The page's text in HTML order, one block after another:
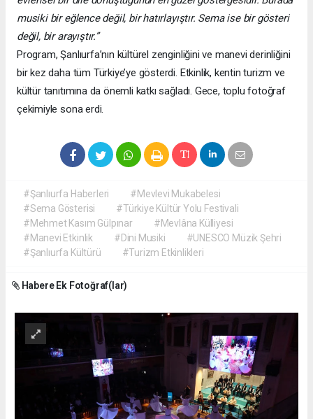
musiki bir eğlence değil, bir hatırlayıştır. Sema ise bir gösteri
değil, bir arayıştır.”
Program, Şanlıurfa’nın kültürel zenginliğini ve manevi derinliğini
bir kez daha tüm Türkiye’ye gösterdi. Etkinlik, kentin turizm ve
kültür tanıtımına da önemli katkı sağladı. Gece, toplu fotoğraf
çekimiyle sona erdi.
#Şanlıurfa Haberleri
#Mevlevi Mukabelesi
#Sema Gösterisi
#Türkiye Kültür Yolu Festivali
#Mehmet Kasım Gülpınar
#Mevlâna Külliyesi
#Manevi Etkinlik
#Dini Musiki
#UNESCO Müzik Şehri
#Şanlıurfa Kültürü
#Turizm Etkinlikleri
Habere Ek Fotoğraf(lar)